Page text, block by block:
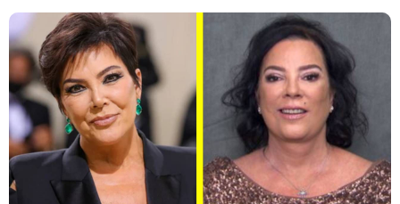
ABACAPRESS / Alamy stock photo, Vianney Le Caer/Invision/AP/East News